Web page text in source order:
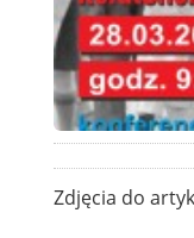
Zdjęcia do